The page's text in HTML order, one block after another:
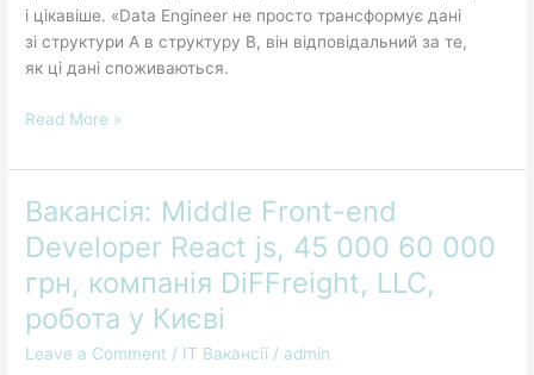
і цікавіше. «Data Engineer не просто трансформує дані
зі структури A в структуру B, він відповідальний за те,
як ці дані споживаються.
Read More »
Вакансія: Middle Front-end
Developer React js, 45 000 60 000
грн, компанія DiFFreight, LLC,
робота у Києві
Leave a Comment / IT Вакансії/ admin
Вакансія:
Middle
Front-
end
Developer
React
js,